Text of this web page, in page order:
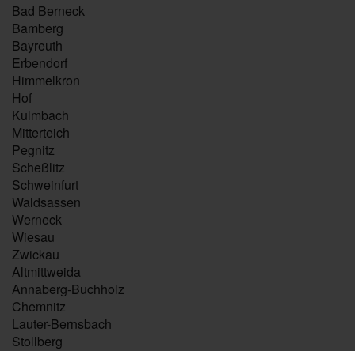
Bad Berneck
Bamberg
Bayreuth
Erbendorf
Himmelkron
Hof
Kulmbach
Mitterteich
Pegnitz
Scheßlitz
Schweinfurt
Waldsassen
Werneck
Wiesau
Zwickau
Altmittweida
Annaberg-Buchholz
Chemnitz
Lauter-Bernsbach
Stollberg